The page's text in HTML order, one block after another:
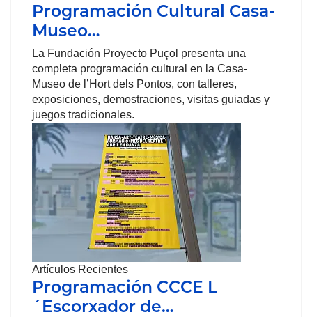
Programación Cultural Casa-
Museo…
La Fundación Proyecto Puçol presenta una
completa programación cultural en la Casa-
Museo de l’Hort dels Pontos, con talleres,
exposiciones, demostraciones, visitas guiadas y
juegos tradicionales.
Artículos Recientes
Programación CCCE L
´Escorxador de…